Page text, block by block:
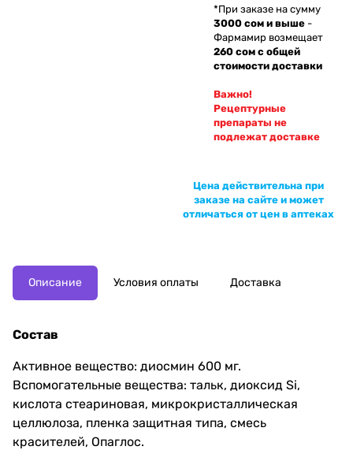
*При заказе на сумму
3000 сом и выше -
Фармамир возмещает
260 сом с общей
стоимости доставки
Важно!
Рецептурные
препараты не
подлежат доставке
Цена действительна при
заказе на сайте и может
отличаться от цен в аптеках
Описание Условия оплаты Доставка
Состав
Активное вещество: диосмин 600 мг.
Вспомогательные вещества: тальк, диоксид Si,
кислота стеариновая, микрокристаллическая
целлюлоза, пленка защитная типа, смесь
красителей, Опаглос.